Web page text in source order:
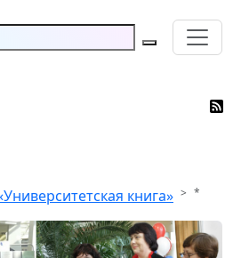
книга»
*